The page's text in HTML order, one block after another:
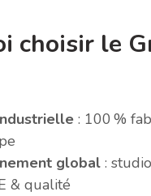
choisir le
: 100 %
global :
& qualité